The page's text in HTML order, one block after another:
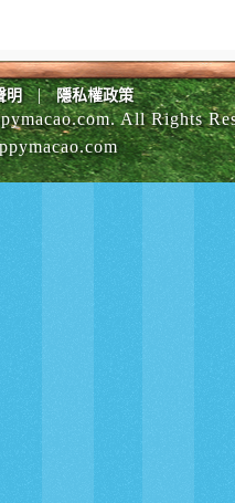
明 | 隱私權政策
All Rights